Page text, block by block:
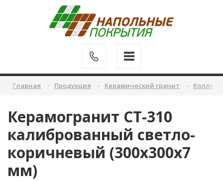
Главная Продукция Керамический гранит
Керамогранит CT-310
калиброванный светло-
коричневый (300х300х7
мм)